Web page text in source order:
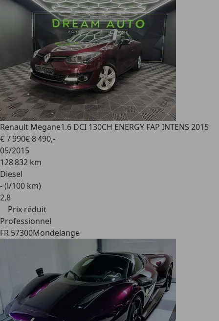
Renault Megane1.6 DCI 130CH ENERGY FAP INTENS 2015
€ 7 990€ 8 490,-
05/2015
128 832 km
Diesel
- (l/100 km)
2,8
Prix réduit
Professionnel
FR 57300Mondelange